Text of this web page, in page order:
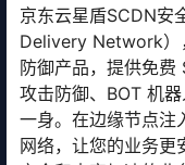
京东云星盾SCDN安
Delivery Network）
防御产品，提供免
攻击防御、BOT 机
一身。在边缘节点注
网络，让您的业务更